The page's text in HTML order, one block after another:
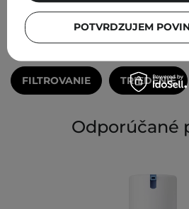
FILTROVANIE TRIEDENIE
Odporúčané
POTVRDZUJEM